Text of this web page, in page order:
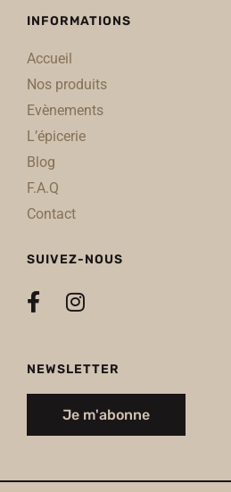
INFORMATIONS
Accueil
Nos produits
Evènements
L’épicerie
Blog
F.A.Q
Contact
SUIVEZ-NOUS
NEWSLETTER
Je m'abonne